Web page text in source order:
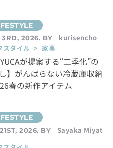
3RD, 2026. BY
kurisencho
スタイル > 家事
が提案する“二季化”の
】がんばらない冷蔵庫収納
春の新作アイテム
2026. BY Sayaka Miyat